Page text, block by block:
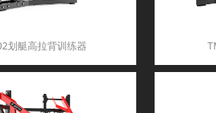
划艇高拉背训练器